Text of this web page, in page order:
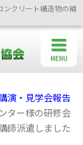
ンクリート構造物の補
演・見学会報告
ター様の研修会
師派遣しました
MENU